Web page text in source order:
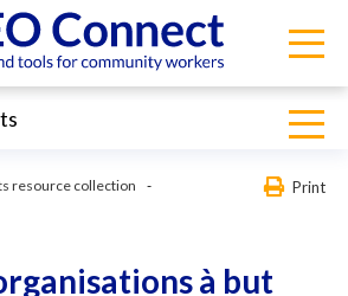
resource collection
Print
à but